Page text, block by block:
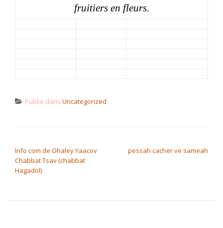
fruitiers en fleurs.
Publié dans Uncategorized
Info com de Ohaley Yaacov
Chabbat Tsav (chabbat
Hagadol)
pessah cacher ve sameah